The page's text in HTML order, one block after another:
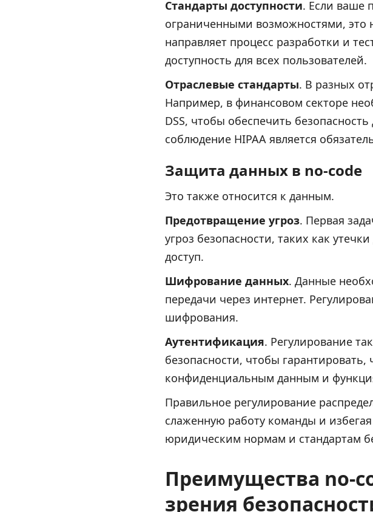
Стандарты доступности. Если ваше
ограниченными возможностями, это
направляет процесс разработки и
доступность для всех пользователей.
Отраслевые стандарты. В разных
Например, в финансовом секторе
DSS, чтобы обеспечить
соблюдение HIPAA является
Защита данных в no-code
Это также относится к данным.
Предотвращение угроз. Первая
угроз безопасности, таких как
доступ.
Шифрование данных. Данные
передачи через интернет.
шифрования.
Аутентификация. Регулирование
безопасности, чтобы
конфиденциальным данным и
Правильное регулирование
слаженную работу команды и
юридическим нормам и стандартам
Преимущества no-
зрения